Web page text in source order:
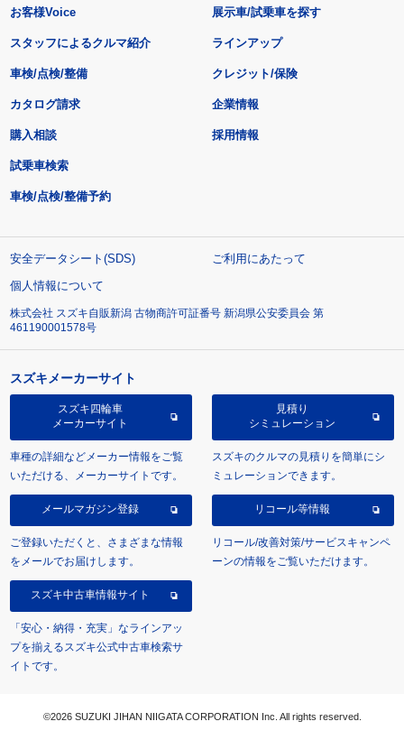
お客様Voice
スタッフによるクルマ紹介
展示車/試乗車を探す
ラインアップ
車検/点検/整備 クレジット/保険
カタログ請求
購入相談
試乗車検索
車検/点検/整備予約
企業情報
採用情報
安全データシート(SDS)
ご利用にあたって
個人情報について
株式会社 スズキ自販新潟 古物商許可証番号 新潟県公安委員会 第
461190001578号
スズキメーカーサイト
スズキ四輪車
メーカーサイト
車種の詳細などメーカー情報をご覧
いただける、メーカーサイトです。
見積り
シミュレーション
スズキのクルマの見積りを簡単にシ
ミュレーションできます。
メールマガジン登録
ご登録いただくと、さまざまな情報
をメールでお届けします。
リコール等情報
リコール/改善対策/サービスキャンペ
ーンの情報をご覧いただけます。
スズキ中古車情報サイト
「安心・納得・充実」なラインアッ
プを揃えるスズキ公式中古車検索サ
イトです。
©2026 SUZUKI JIHAN NIIGATA CORPORATION Inc. All rights reserved.